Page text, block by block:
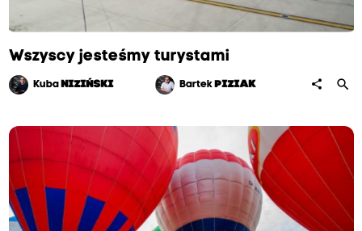
Wszyscy jesteśmy turystami
Kuba NIZIŃSKI Bartek PIZIAK share search